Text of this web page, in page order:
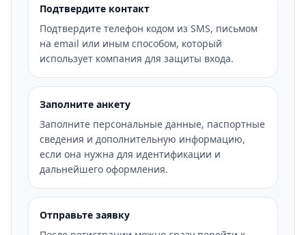
Подтвердите контакт
Подтвердите телефон кодом из SMS, письмом
на email или иным способом, который
использует компания для защиты входа.
Заполните анкету
Заполните персональные данные, паспортные
сведения и дополнительную информацию,
если она нужна для идентификации и
дальнейшего оформления.
Отправьте заявку